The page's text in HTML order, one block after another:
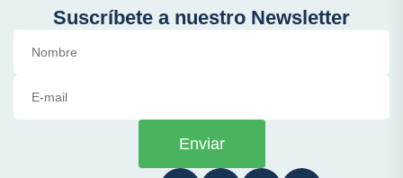
Suscríbete a nuestro Newsletter
Enviar